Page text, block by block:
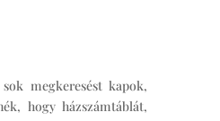
megkeresést kapok,
hogy házszámtáblát,